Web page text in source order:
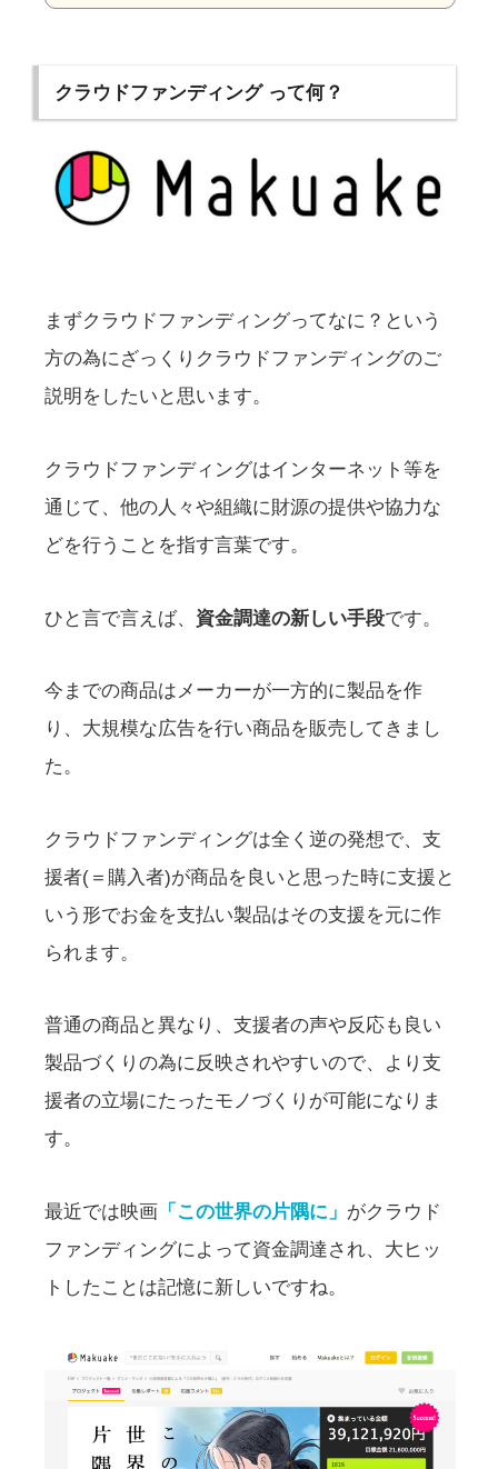
クラウドファンディング って何？
まずクラウドファンディングってなに？という
方の為にざっくりクラウドファンディングのご
説明をしたいと思います。
クラウドファンディングはインターネット等を
通じて、他の人々や組織に財源の提供や協力な
どを行うことを指す言葉です。
ひと言で言えば、 資金調達の新しい手段です。
今までの商品はメーカーが一方的に製品を作
り、大規模な広告を行い商品を販売してきまし
た。
クラウドファンディングは全く逆の発想で、支
援者(＝購入者)が商品を良いと思った時に支援と
いう形でお金を支払い製品はその支援を元に作
られます。
普通の商品と異なり、支援者の声や反応も良い
製品づくりの為に反映されやすいので、より支
援者の立場にたったモノづくりが可能になりま
す。
最近では映画 「この世界の片隅に」 がクラウド
ファンディングによって資金調達され、大ヒッ
トしたことは記憶に新しいですね。